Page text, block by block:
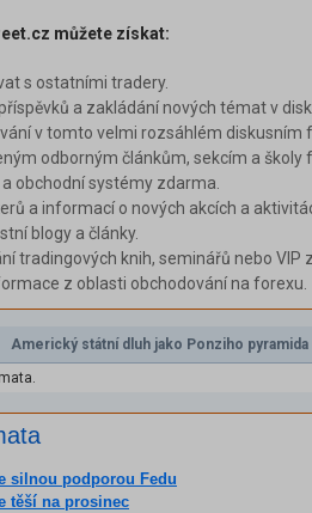
můžete získat:
s ostatními tradery.
a zakládání nových témat v
v tomto velmi rozsáhlém diskusním
odborným článkům, sekcím a školy
a obchodní systémy zdarma.
a informací o nových akcích a
blogy a články.
tradingových knih, seminářů nebo VIP
z oblasti obchodování na forexu.
Americký státní dluh jako Ponziho pyramida
silnou podporou Fedu
těší na prosinec